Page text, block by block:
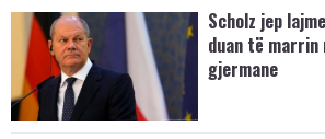
Scholz jep
duan të
gjermane